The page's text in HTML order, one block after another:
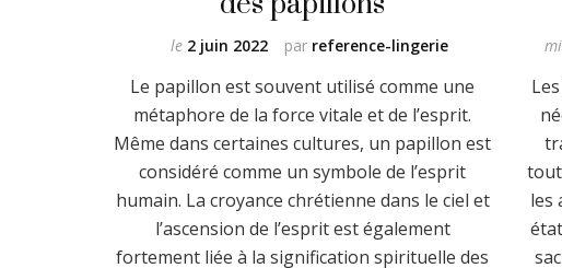
par reference-lingerie
le 2 juin 2022
Le papillon est souvent utilisé comme une
métaphore de la force vitale et de l’esprit.
Même dans certaines cultures, un papillon est
considéré comme un symbole de l’esprit
humain. La croyance chrétienne dans le ciel et
l’ascension de l’esprit est également
fortement liée à la signification spirituelle des
les